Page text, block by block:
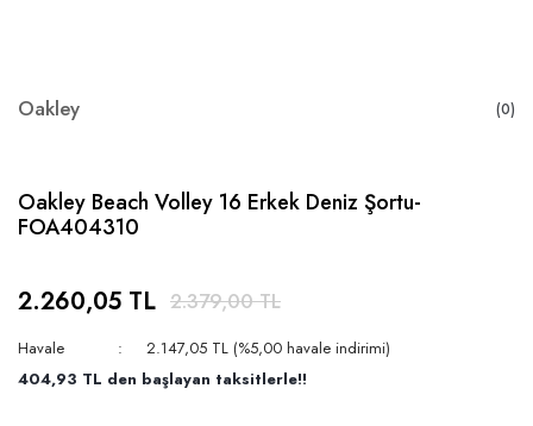
Oakley (0)
Oakley Beach Volley 16 Erkek Deniz Şortu-
FOA404310
2.260,05 TL 2.379,00 TL
Havale
2.147,05 TL (%5,00 havale indirimi)
404,93 TL den başlayan taksitlerle!!